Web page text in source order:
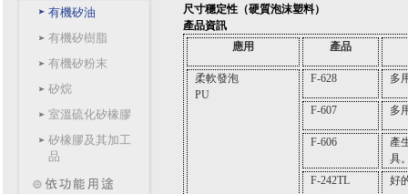
有機矽油
有機矽樹脂
有機矽粉末
矽烷
室溫硫化矽橡膠
矽橡膠及其加工
品
尺寸穩定性（硬質泡沫塑料）
產品資訊
應用
產品
柔軟
PU
發泡 F-628 多
F-607 多
F-606
產
具
F-242TL
好